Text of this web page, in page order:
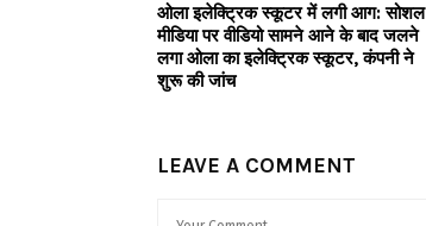
ओला इलेक्ट्रिक स्कूटर में लगी आग: सोशल
मीडिया पर वीडियो सामने आने के बाद जलने
लगा ओला का इलेक्ट्रिक स्कूटर, कंपनी ने
शुरू की जांच
LEAVE A COMMENT